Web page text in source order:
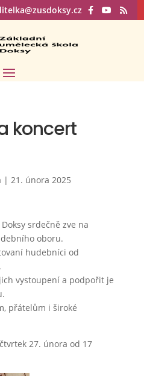
koncert
| 21. února 2025
srdečně zve na
oboru.
hudebníci od
vystoupení a podpořit je
přátelům i široké
27. února od 17